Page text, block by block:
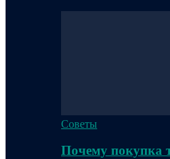
Советы
Почему покупка